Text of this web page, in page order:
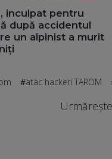
inculpat pentru
după accidentul
un alpinist a murit
atac hackeri TAROM